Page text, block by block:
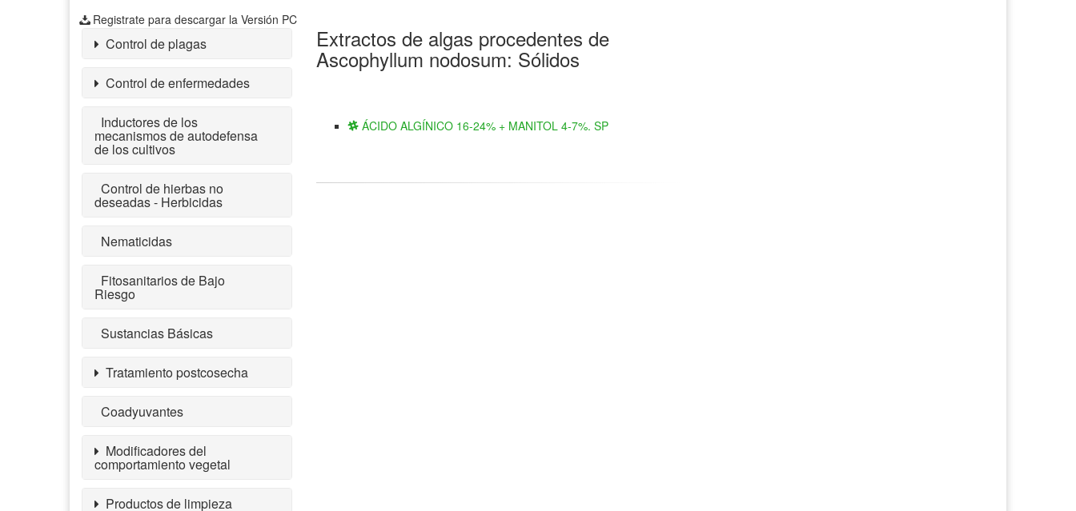
Registrate para descargar la Versión PC
Control de plagas
Control de enfermedades
Inductores de los
mecanismos de autodefensa
de los cultivos
Control de hierbas no
deseadas - Herbicidas
Nematicidas
Fitosanitarios de Bajo
Riesgo
Sustancias Básicas
Tratamiento postcosecha
Coadyuvantes
Modificadores del
comportamiento vegetal
Productos de limpieza
Extractos de algas procedentes de
Ascophyllum nodosum: Sólidos
ÁCIDO ALGÍNICO 16-24% + MANITOL 4-7%. SP